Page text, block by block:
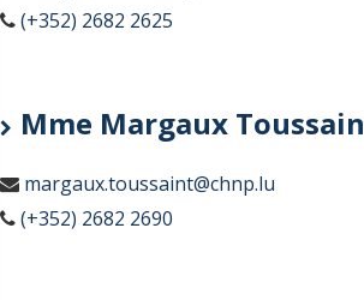
(+352) 2682 2625
Mme Margaux
margaux.toussaint@chnp.lu
(+352) 2682 2690